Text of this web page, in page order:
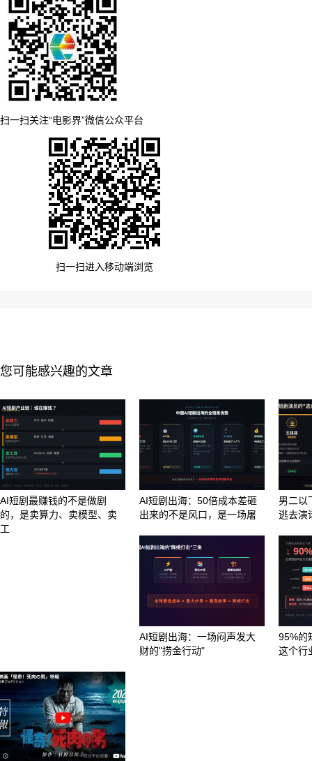
扫一扫关注“电影界”微信公众平台
扫一扫进入移动端浏览
您可能感兴趣的文章
AI短剧最赚钱的不是做剧
的，是卖算力、卖模型、卖
工
AI短剧出海：50倍成本差砸
出来的不是风口，是一场屠
男二以
逃去演
AI短剧出海：一场闷声发大
财的"捞金行动"
95%的
这个行